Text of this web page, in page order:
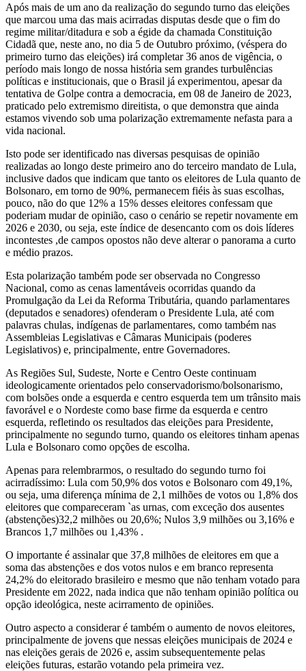
Após mais de um ano da realização do segundo turno das eleições
que marcou uma das mais acirradas disputas desde que o fim do
regime militar/ditadura e sob a égide da chamada Constituição
Cidadã que, neste ano, no dia 5 de Outubro próximo, (véspera do
primeiro turno das eleições) irá completar 36 anos de vigência, o
período mais longo de nossa história sem grandes turbulências
políticas e institucionais, que o Brasil já experimentou, apesar da
tentativa de Golpe contra a democracia, em 08 de Janeiro de 2023,
praticado pelo extremismo direitista, o que demonstra que ainda
estamos vivendo sob uma polarização extremamente nefasta para a
vida nacional.
Isto pode ser identificado nas diversas pesquisas de opinião
realizadas ao longo deste primeiro ano do terceiro mandato de Lula,
inclusive dados que indicam que tanto os eleitores de Lula quanto de
Bolsonaro, em torno de 90%, permanecem fiéis às suas escolhas,
pouco, não do que 12% a 15% desses eleitores confessam que
poderiam mudar de opinião, caso o cenário se repetir novamente em
2026 e 2030, ou seja, este índice de desencanto com os dois líderes
incontestes ,de campos opostos não deve alterar o panorama a curto
e médio prazos.
Esta polarização também pode ser observada no Congresso
Nacional, como as cenas lamentáveis ocorridas quando da
Promulgação da Lei da Reforma Tributária, quando parlamentares
(deputados e senadores) ofenderam o Presidente Lula, até com
palavras chulas, indígenas de parlamentares, como também nas
Assembleias Legislativas e Câmaras Municipais (poderes
Legislativos) e, principalmente, entre Governadores.
As Regiões Sul, Sudeste, Norte e Centro Oeste continuam
ideologicamente orientados pelo conservadorismo/bolsonarismo,
com bolsões onde a esquerda e centro esquerda tem um trânsito mais
favorável e o Nordeste como base firme da esquerda e centro
esquerda, refletindo os resultados das eleições para Presidente,
principalmente no segundo turno, quando os eleitores tinham apenas
Lula e Bolsonaro como opções de escolha.
Apenas para relembrarmos, o resultado do segundo turno foi
acirradíssimo: Lula com 50,9% dos votos e Bolsonaro com 49,1%,
ou seja, uma diferença mínima de 2,1 milhões de votos ou 1,8% dos
eleitores que compareceram `as urnas, com exceção dos ausentes
(abstenções)32,2 milhões ou 20,6%; Nulos 3,9 milhões ou 3,16% e
Brancos 1,7 milhões ou 1,43% .
O importante é assinalar que 37,8 milhões de eleitores em que a
soma das abstenções e dos votos nulos e em branco representa
24,2% do eleitorado brasileiro e mesmo que não tenham votado para
Presidente em 2022, nada indica que não tenham opinião política ou
opção ideológica, neste acirramento de opiniões.
Outro aspecto a considerar é também o aumento de novos eleitores,
principalmente de jovens que nessas eleições municipais de 2024 e
nas eleições gerais de 2026 e, assim subsequentemente pelas
eleições futuras, estarão votando pela primeira vez.